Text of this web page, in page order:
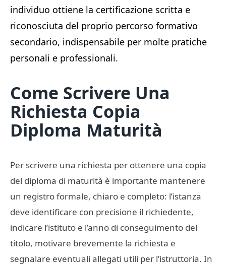
individuo ottiene la certificazione scritta e
riconosciuta del proprio percorso formativo
secondario, indispensabile per molte pratiche
personali e professionali.
Come Scrivere Una
Richiesta Copia
Diploma Maturità​
Per scrivere una richiesta per ottenere una copia
del diploma di maturità è importante mantenere
un registro formale, chiaro e completo: l’istanza
deve identificare con precisione il richiedente,
indicare l’istituto e l’anno di conseguimento del
titolo, motivare brevemente la richiesta e
segnalare eventuali allegati utili per l’istruttoria. In